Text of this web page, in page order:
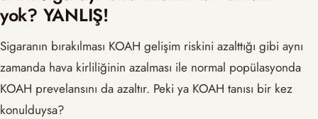
yok? YANLIŞ!
Sigaranın bırakılması KOAH gelişim riskini azalttığı gibi aynı
zamanda hava kirliliğinin azalması ile normal popülasyonda
KOAH prevelansını da azaltır. Peki ya KOAH tanısı bir kez
konulduysa?